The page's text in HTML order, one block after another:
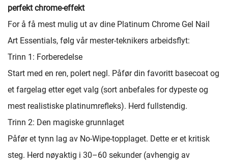
perfekt chrome-effekt
For å få mest mulig ut av dine Platinum Chrome Gel Nail
Art Essentials, følg vår mester-teknikers arbeidsflyt:
Trinn 1: Forberedelse
Start med en ren, polert negl. Påfør din favoritt basecoat og
et fargelag etter eget valg (sort anbefales for dypeste og
mest realistiske platinumrefleks). Herd fullstendig.
Trinn 2: Den magiske grunnlaget
Påfør et tynn lag av No-Wipe-topplaget. Dette er et kritisk
steg. Herd nøyaktig i 30–60 sekunder (avhengig av